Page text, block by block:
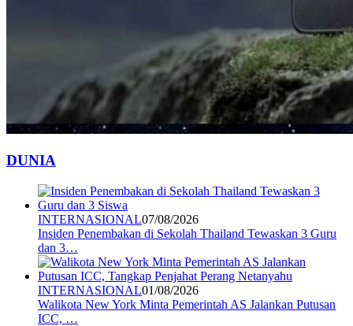
DUNIA
INTERNASIONAL07/08/2026
Insiden Penembakan di Sekolah Thailand Tewaskan 3 Guru
dan 3…
INTERNASIONAL01/08/2026
Walikota New York Minta Pemerintah AS Jalankan Putusan
ICC, …